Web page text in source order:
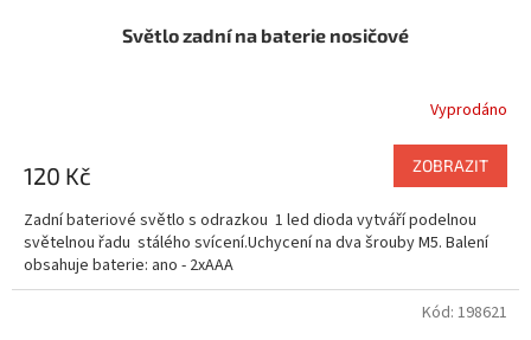
Světlo zadní na baterie nosičové
Vyprodáno
120 Kč ZOBRAZIT
Zadní bateriové světlo s odrazkou 1 led dioda vytváří podelnou
světelnou řadu stálého svícení.Uchycení na dva šrouby M5. Balení
obsahuje baterie: ano - 2xAAA
Kód: 198621